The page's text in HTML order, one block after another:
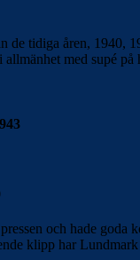
de tidiga åren, 1940,
allmänhet med supé
och hade goda
klipp har